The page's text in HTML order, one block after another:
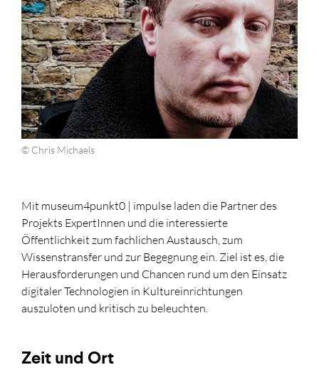
© Chris Michaels
Mit museum4punkt0 | impulse laden die Partner des
Projekts ExpertInnen und die interessierte
Öffentlichkeit zum fachlichen Austausch, zum
Wissenstransfer und zur Begegnung ein. Ziel ist es, die
Herausforderungen und Chancen rund um den Einsatz
digitaler Technologien in Kultureinrichtungen
auszuloten und kritisch zu beleuchten.
Zeit und Ort